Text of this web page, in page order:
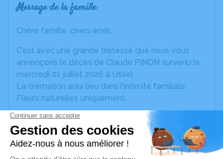
Message de la famille
Chère famille, chers amis,
C’est avec une grande tristesse que nous vous
annonçons le décès de Claude PINON survenu le
mercredi 01 juillet 2026 à Ussel.
La crémation aura lieu dans l'intimité familiale.
Fleurs naturelles uniquement.
Nous vous invitons à utiliser cet espace pour
laisser vos condoléances, partager des photos
souvenirs, une anecdote ou exprimer vos pensées
à travers des poèmes ou des textes. Cet endroit